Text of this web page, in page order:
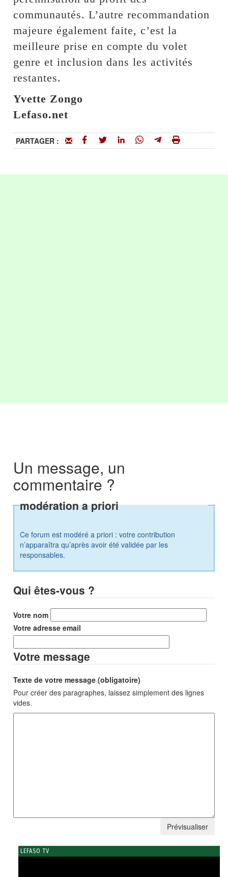
communautés. L’autre recommandation
majeure également faite, c’est la
meilleure prise en compte du volet
genre et inclusion dans les activités
restantes.
Yvette Zongo
Lefaso.net
PARTAGER :
Un message, un
commentaire ?
modération a priori
Ce forum est modéré a priori : votre contribution
n’apparaîtra qu’après avoir été validée par les
responsables.
Qui êtes-vous ?
Votre nom
Votre adresse email
Votre message
Texte de votre message (obligatoire)
Pour créer des paragraphes, laissez simplement des lignes
vides.
LEFASO TV